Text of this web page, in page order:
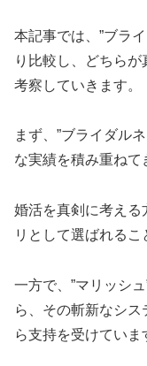
本記事では、”ブラ
り比較し、どちらが
考察していきます。
まず、”ブライダル
な実績を積み重ねて
婚活を真剣に考える
リとして選ばれるこ
一方で、”マリッシ
ら、その斬新なシ
ら支持を受けていま